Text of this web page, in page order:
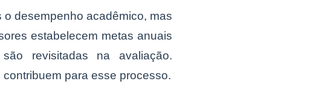
desempenho acadêmico, mas
estabelecem metas anuais
revisitadas na avaliação.
para esse processo.